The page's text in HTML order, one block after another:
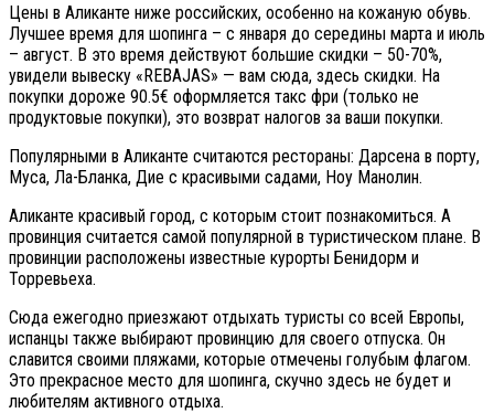
Цены в Аликанте ниже российских, особенно на кожаную обувь.
Лучшее время для шопинга – с января до середины марта и июль
– август. В это время действуют большие скидки – 50-70%,
увидели вывеску «REBAJAS» — вам сюда, здесь скидки. На
покупки дороже 90.5€ оформляется такс фри (только не
продуктовые покупки), это возврат налогов за ваши покупки.
Популярными в Аликанте считаются рестораны: Дарсена в порту,
Муса, Ла-Бланка, Дие с красивыми садами, Ноу Манолин.
Аликанте красивый город, с которым стоит познакомиться. А
провинция считается самой популярной в туристическом плане. В
провинции расположены известные курорты Бенидорм и
Торревьеха.
Сюда ежегодно приезжают отдыхать туристы со всей Европы,
испанцы также выбирают провинцию для своего отпуска. Он
славится своими пляжами, которые отмечены голубым флагом.
Это прекрасное место для шопинга, скучно здесь не будет и
любителям активного отдыха.